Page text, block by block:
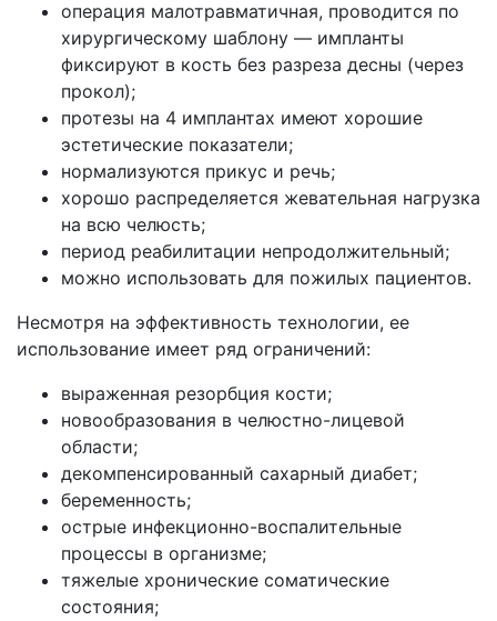
операция малотравматичная, проводится по
хирургическому шаблону — импланты
фиксируют в кость без разреза десны (через
прокол);
протезы на 4 имплантах имеют хорошие
эстетические показатели;
нормализуются прикус и речь;
хорошо распределяется жевательная нагрузка
на всю челюсть;
период реабилитации непродолжительный;
можно использовать для пожилых пациентов.
Несмотря на эффективность технологии, ее
использование имеет ряд ограничений:
выраженная резорбция кости;
новообразования в челюстно-лицевой
области;
декомпенсированный сахарный диабет;
беременность;
острые инфекционно-воспалительные
процессы в организме;
тяжелые хронические соматические
состояния;